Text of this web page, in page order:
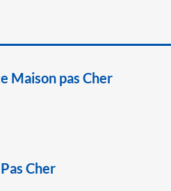
Maison pas Cher
Cher